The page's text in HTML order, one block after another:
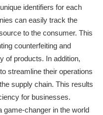
identifiers for each
can easily track the
to the consumer. This
counterfeiting and
of products. In addition,
streamline their operations
supply chain. This results
for businesses.
game-changer in the world